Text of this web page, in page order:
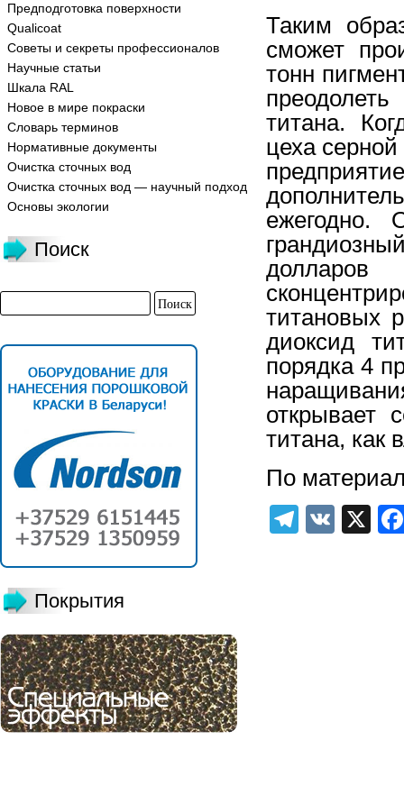
Предподготовка поверхности
Qualicoat
Советы и секреты профессионалов
Научные статьи
Шкала RAL
Новое в мире покраски
Словарь терминов
Нормативные документы
Очистка сточных вод
Очистка сточных вод — научный подход
Основы экологии
Поиск
Покрытия
Таким
сможет
тонн
титана.
цеха
ежегодно.
титановых
диоксид
порядка 4
открывает
титана, как
По
VK X